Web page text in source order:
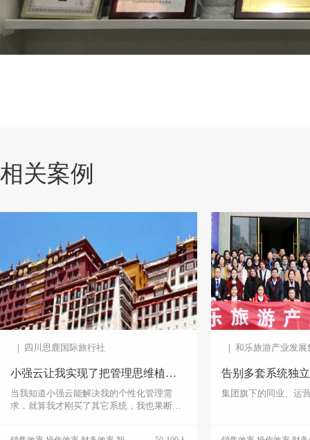
相关案例
四川思鹿国际旅行社
小强云让我实现了把管理思维植入系统
当我知道小强云能解决我的个性化管理需
求，就算我才刚买了其它系统，我也果断要
和乐旅游产业发展
告别多套系统独
集团旗下的同业、运